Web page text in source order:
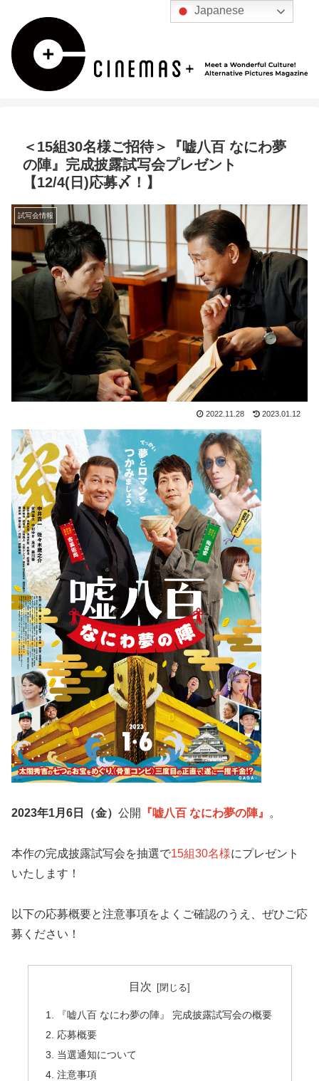
＜15組30名様ご招待＞『嘘八百 なにわ夢
の陣』完成披露試写会プレゼント
【12/4(日)応募〆！】
試写会情報
2022.11.28 2023.01.12
2023年1月6日（金） 公開 『嘘八百 なにわ夢の陣』 。
本作の完成披露試写会を抽選で15組30名様にプレゼント
いたします！
以下の応募概要と注意事項をよくご確認のうえ、ぜひご応
募ください！
目次
『嘘八百 なにわ夢の陣』 完成披露試写会の概要
応募概要
当選通知について
注意事項
Japanese